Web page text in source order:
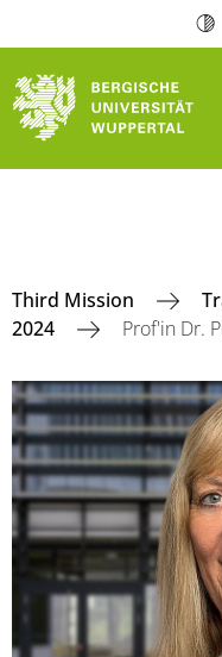
Third Mission
2024
Prof'in Dr.